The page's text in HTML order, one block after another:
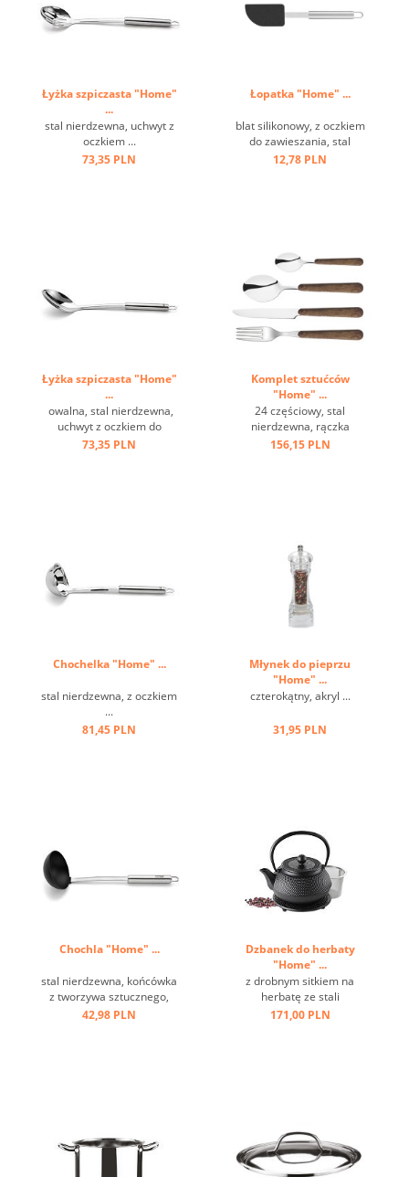
Łyżka szpiczasta "Home"
...
stal nierdzewna, uchwyt z
oczkiem ...
73,35 PLN
Łopatka "Home" ...
blat silikonowy, z oczkiem
do zawieszania, stal
nierdzewna ...
12,78 PLN
Łyżka szpiczasta "Home"
...
owalna, stal nierdzewna,
uchwyt z oczkiem do
zawieszenia ...
73,35 PLN
Komplet sztućców
"Home" ...
24 częściowy, stal
nierdzewna, rączka
brązowa, imitacja drewna,
156,15 PLN
Chochelka "Home" ...
stal nierdzewna, z oczkiem
...
81,45 PLN
Młynek do pieprzu
"Home" ...
czterokątny, akryl ...
31,95 PLN
Chochla "Home" ...
stal nierdzewna, końcówka
z tworzywa sztucznego,
czarna, stal nierdzewna,
42,98 PLN
Dzbanek do herbaty
"Home" ...
z drobnym sitkiem na
herbatę ze stali
nierdzewnej,włącznie ze
...
171,00 PLN